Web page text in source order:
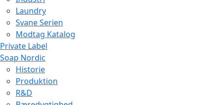
Laundry
Svane Serien
Modtag Katalog
Private Label
Soap Nordic
Historie
Produktion
R&D